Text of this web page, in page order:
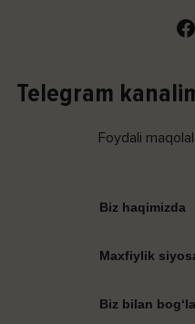
Telegram
Foydali
Biz haqimizda
Maxfiylik
Biz bilan